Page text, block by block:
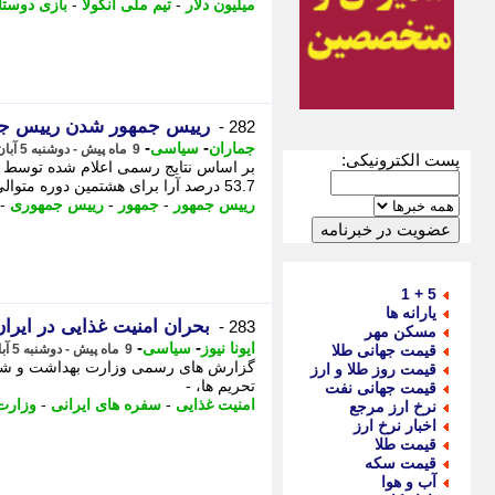
پست الکترونیکی:
5 + 1
یارانه ها
مسکن مهر
قیمت جهانی طلا
قیمت روز طلا و ارز
قیمت جهانی نفت
نرخ ارز مرجع
اخبار نرخ ارز
قیمت طلا
قیمت سکه
آب و هوا
میلیون دلار - تیم ملی آنگولا - بازی
282 - رییس جمهور شدن رییس جمهور 92 ساله برای
جماران- سیاسی- 9 ماه پیش - دوشنبه 5 آبان 1404، 20:00
53.7 درصد آرا برای هشتمین دوره متوالی به عنوان رییس جمهور این کشور آفریقایی انتخاب شد.
رییس جمهور - جمهور - رییس جمهوری
283 - بحران امنیت غذایی در
ایونا نیوز - سیاسی- 9 ماه پیش - دوشنبه 5 آبان 1404، 10:06
گزارش های رسمی وزارت بهداشت و
تحریم ها، -
امنیت غذایی - سفره های ایرانی -